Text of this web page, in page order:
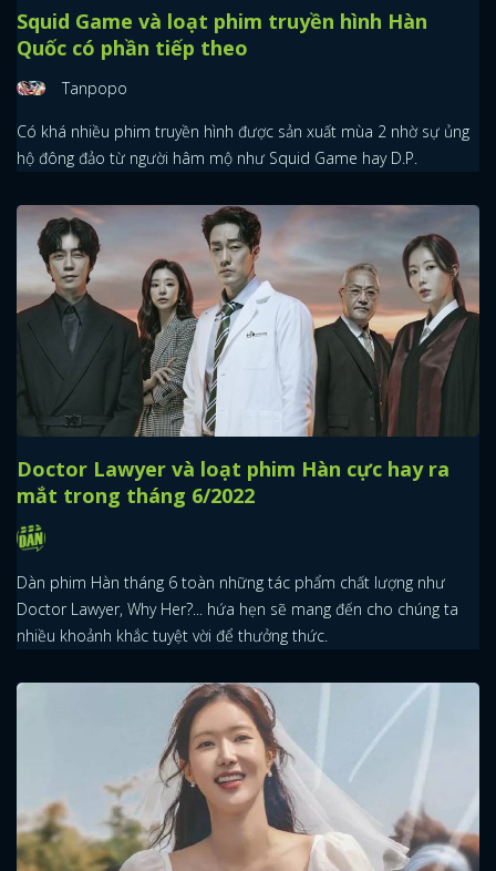
Squid Game và loạt phim truyền hình Hàn
Quốc có phần tiếp theo
Tanpopo
Có khá nhiều phim truyền hình được sản xuất mùa 2 nhờ sự ủng
hộ đông đảo từ người hâm mộ như Squid Game hay D.P.
Doctor Lawyer và loạt phim Hàn cực hay ra
mắt trong tháng 6/2022
Dàn phim Hàn tháng 6 toàn những tác phẩm chất lượng như
Doctor Lawyer, Why Her?... hứa hẹn sẽ mang đến cho chúng ta
nhiều khoảnh khắc tuyệt vời để thưởng thức.